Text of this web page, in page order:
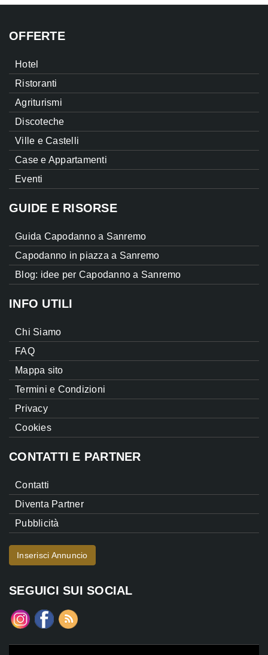
OFFERTE
Hotel
Ristoranti
Agriturismi
Discoteche
Ville e Castelli
Case e Appartamenti
Eventi
GUIDE E RISORSE
Guida Capodanno a Sanremo
Capodanno in piazza a Sanremo
Blog: idee per Capodanno a Sanremo
INFO UTILI
Chi Siamo
FAQ
Mappa sito
Termini e Condizioni
Privacy
Cookies
CONTATTI E PARTNER
Contatti
Diventa Partner
Pubblicità
Inserisci Annuncio
SEGUICI SUI SOCIAL